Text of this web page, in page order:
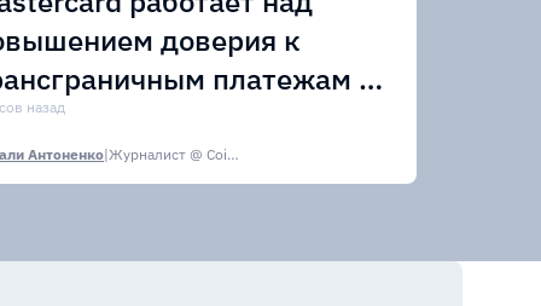
доверия к
платежам в
назад
Антоненко| Журналист @ CoinsPaid Media